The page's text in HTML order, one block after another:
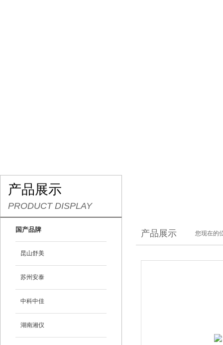
产品展示
PRODUCT DISPLAY
国产品牌
昆山舒美
苏州安泰
中科中佳
湖南湘仪
产品展示 您现在的